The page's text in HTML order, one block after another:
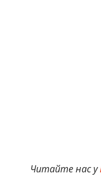
Читайте нас у